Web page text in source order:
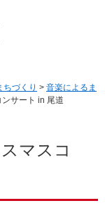
ちづくり > 音楽によるま
サート in 尾道
マスコ